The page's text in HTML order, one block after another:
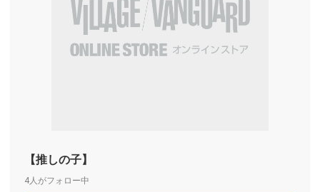
【推しの子】
4人がフォロー中